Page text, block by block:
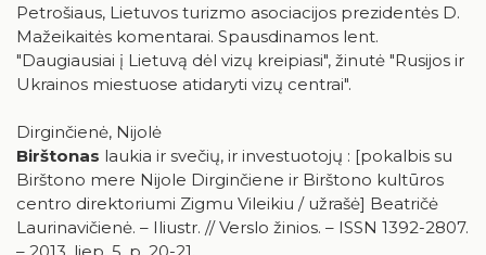
Petrošiaus, Lietuvos turizmo asociacijos prezidentės D.
Mažeikaitės komentarai. Spausdinamos lent.
"Daugiausiai į Lietuvą dėl vizų kreipiasi", žinutė "Rusijos ir
Ukrainos miestuose atidaryti vizų centrai".
Dirginčienė, Nijolė
Birštonas laukia ir svečių, ir investuotojų : [pokalbis su
Birštono mere Nijole Dirginčiene ir Birštono kultūros
centro direktoriumi Zigmu Vileikiu / užrašė] Beatričė
Laurinavičienė. – Iliustr. // Verslo žinios. – ISSN 1392-2807.